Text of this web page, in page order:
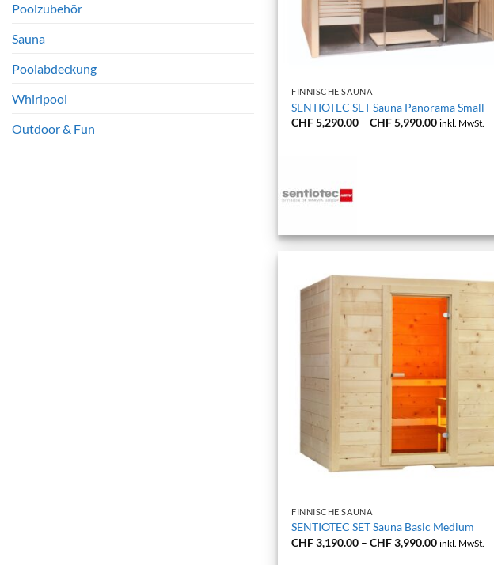
Poolzubehör
Sauna
Poolabdeckung
Whirlpool
Outdoor & Fun
FINNISCHE SAUNA
SENTIOTEC SET Sauna Panorama Small
CHF5,290.00 –CHF5,990.00Preisspanne:
inkl. MwSt.
FINNISCHE SAUNA
SENTIOTEC SET Sauna Basic Medium
CHF3,190.00 –CHF3,990.00Preisspanne:
inkl. MwSt.